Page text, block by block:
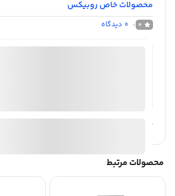
محصولات خاص روبیکس
0
0 دیدگاه
آیا قیمت مناسب تری سراغ دارید؟
محصولات مرتبط